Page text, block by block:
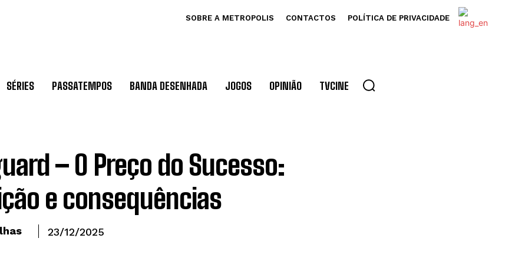
SOBRE A METROPOLIS CONTACTOS POLÍTICA DE PRIVACIDADE
SÉRIES PASSATEMPOS BANDA DESENHADA JOGOS OPINIÃO TVCINE
– O Preço do Sucesso:
e consequências
23/12/2025